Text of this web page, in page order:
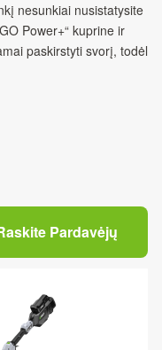
nesunkiai nusistatysite
Power+“ kuprine ir
paskirstyti svorį, todėl
Pardavėjų